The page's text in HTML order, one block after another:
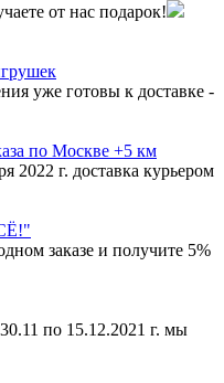
от нас подарок!
уже готовы к доставке -
по Москве +5 км
2022 г. доставка курьером
заказе и получите 5%
по 15.12.2021 г. мы